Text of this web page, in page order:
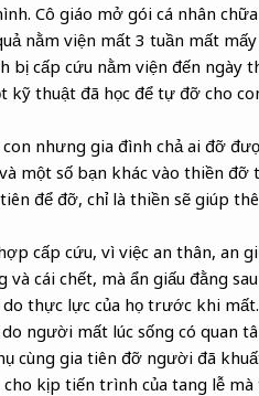
Cô giáo mở gói cá nhân
nằm viện mất 3 tuần mất
bị cấp cứu nằm viện đến ngày
thuật đã học để tự đỡ cho
nhưng gia đình chả ai đỡ
một số bạn khác vào thiền
để đỡ, chỉ là thiền sẽ giúp
cấp cứu, vì việc an thân, an
cái chết, mà ẩn giấu đằng
thực lực của họ trước khi
người mất lúc sống có quan
cùng gia tiên đỡ người đã
kịp tiến trình của tang lễ